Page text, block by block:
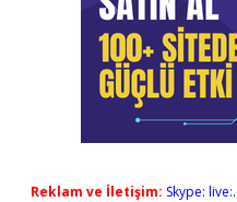
Reklam ve İletişim: Skype: